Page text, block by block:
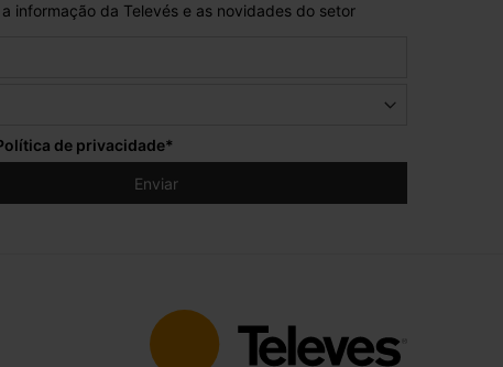
informação da Televés e as novidades do setor
de privacidade*